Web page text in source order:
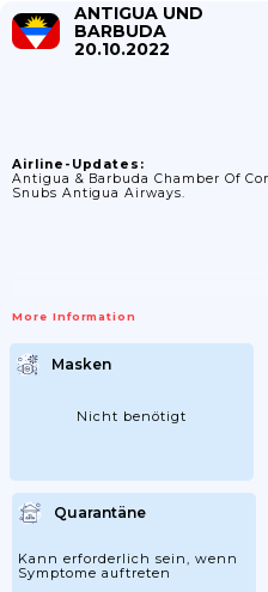
ANTIGUA UND
BARBUDA
20.10.2022
Airline-Updates:
Antigua & Barbuda Chamber Of
Snubs Antigua Airways.
More Information
Masken
Nicht benötigt
Quarantäne
Kann erforderlich sein, wenn
Symptome auftreten